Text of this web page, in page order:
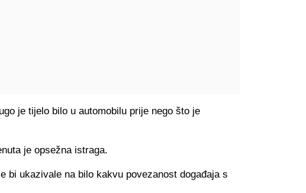
je tijelo bilo u automobilu prije nego što je
je opsežna istraga.
bi ukazivale na bilo kakvu povezanost događaja s